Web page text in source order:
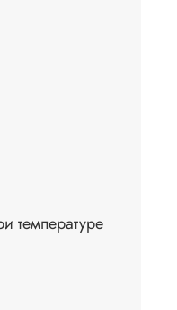
смешивания
температуре